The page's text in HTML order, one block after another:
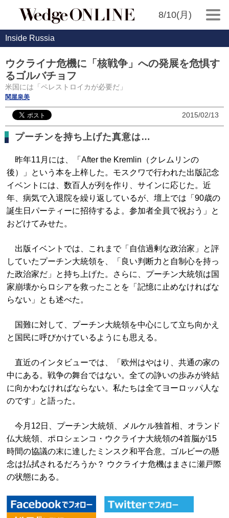
8/10(月)
Inside Russia
ウクライナ危機に「核戦争」への発展を危惧す
るゴルバチョフ
米国には「ペレストロイカが必要だ」
関屋泉美
2015/02/13
プーチンを持ち上げた真意は…
昨年11月には、「After the Kremlin（クレムリンの
後）」という本を上梓した。モスクワで行われた出版記念
イベントには、数百人が列を作り、サインに応じた。近
年、病気で入退院を繰り返しているが、壇上では「90歳の
誕生日パーティーに招待するよ。参加者全員で祝おう」と
おどけてみせた。
出版イベントでは、これまで「自信過剰な政治家」と評
していたプーチン大統領を、「良い判断力と自制心を持っ
た政治家だ」と持ち上げた。さらに、プーチン大統領は国
家崩壊からロシアを救ったことを「記憶に止めなければな
らない」とも述べた。
国難に対して、プーチン大統領を中心にして立ち向かえ
と国民に呼びかけているようにも思える。
直近のインタビューでは、「欧州はやはり、共通の家の
中にある。戦争の舞台ではない。全ての諍いの歩みが終結
に向かわなければならない。私たちは全てヨーロッパ人な
のです」と語った。
今月12日、プーチン大統領、メルケル独首相、オランド
仏大統領、ポロシェンコ・ウクライナ大統領の4首脳が15
時間の協議の末に達したミンスク和平合意。ゴルビーの懸
念は払拭されるだろうか？ ウクライナ危機はまさに瀬戸際
の状態にある。